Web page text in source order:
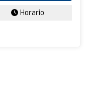
Horario